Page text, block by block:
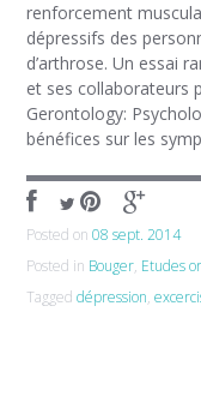
renforcement
dépressifs des
d’arthrose. Un essai
et ses collaborateurs
Gerontology:
bénéfices sur les
Posted on08 sept. 2014
Posted in Bouger, Etudes
Taggeddépression,